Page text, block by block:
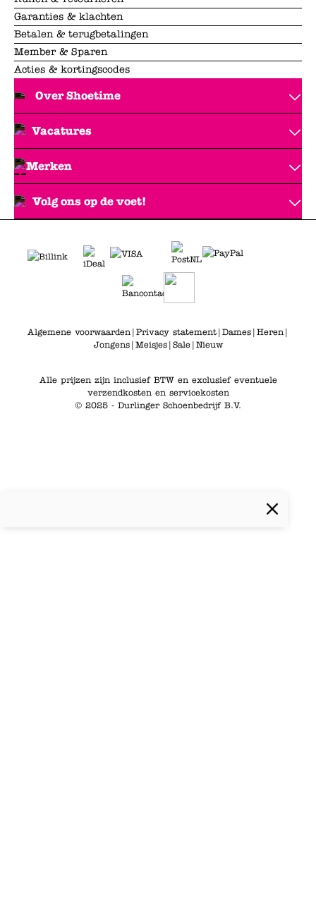
Garanties & klachten
Betalen & terugbetalingen
Member & Sparen
Acties & kortingscodes
Over Shoetime
Vacatures
Merken
Volg ons op de voet!
Algemene voorwaarden| Privacy statement| Dames| Heren|
Jongens| Meisjes| Sale| Nieuw
Alle prijzen zijn inclusief BTW en exclusief eventuele
verzendkosten en servicekosten
© 2025 - Durlinger Schoenbedrijf B.V.